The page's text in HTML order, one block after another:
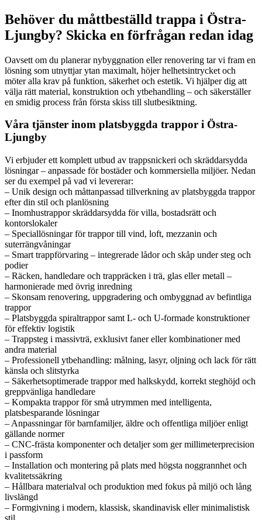
Behöver du måttbeställd trappa i Östra-
Ljungby? Skicka en förfrågan redan idag
Oavsett om du planerar nybyggnation eller renovering tar vi fram en
lösning som utnyttjar ytan maximalt, höjer helhetsintrycket och
möter alla krav på funktion, säkerhet och estetik. Vi hjälper dig att
välja rätt material, konstruktion och ytbehandling – och säkerställer
en smidig process från första skiss till slutbesiktning.
Våra tjänster inom platsbyggda trappor i Östra-
Ljungby
Vi erbjuder ett komplett utbud av trappsnickeri och skräddarsydda
lösningar – anpassade för bostäder och kommersiella miljöer. Nedan
ser du exempel på vad vi levererar:
– Unik design och måttanpassad tillverkning av platsbyggda trappor
efter din stil och planlösning
– Inomhustrappor skräddarsydda för villa, bostadsrätt och
kontorslokaler
– Speciallösningar för trappor till vind, loft, mezzanin och
suterrängvåningar
– Smart trappförvaring – integrerade lådor och skåp under steg och
podier
– Räcken, handledare och trappräcken i trä, glas eller metall –
harmonierade med övrig inredning
– Skonsam renovering, uppgradering och ombyggnad av befintliga
trappor
– Platsbyggda spiraltrappor samt L- och U-formade konstruktioner
för effektiv logistik
– Trappsteg i massivträ, exklusivt faner eller kombinationer med
andra material
– Professionell ytbehandling: målning, lasyr, oljning och lack för rätt
känsla och slitstyrka
– Säkerhetsoptimerade trappor med halkskydd, korrekt steghöjd och
greppvänliga handledare
– Kompakta trappor för små utrymmen med intelligenta,
platsbesparande lösningar
– Anpassningar för barnfamiljer, äldre och offentliga miljöer enligt
gällande normer
– CNC-frästa komponenter och detaljer som ger millimeterprecision
i passform
– Installation och montering på plats med högsta noggrannhet och
kvalitetssäkring
– Hållbara materialval och produktion med fokus på miljö och lång
livslängd
– Formgivning i modern, klassisk, skandinavisk eller minimalistisk